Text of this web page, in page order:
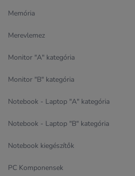
Memória
Merevlemez
Monitor "A" kategória
Monitor "B" kategória
Notebook - Laptop "A" kategória
Notebook - Laptop "B" kategória
Notebook kiegészítők
PC Komponensek